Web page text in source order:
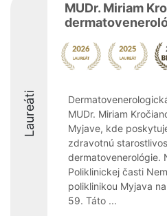
Laureáti
MUDr. Miriam
MUDr. Miriam
Myjave, kde
zdravotnú
dermatovenerológie.
Poliklinickej časti
poliklinikou Myjava
59. Táto ...